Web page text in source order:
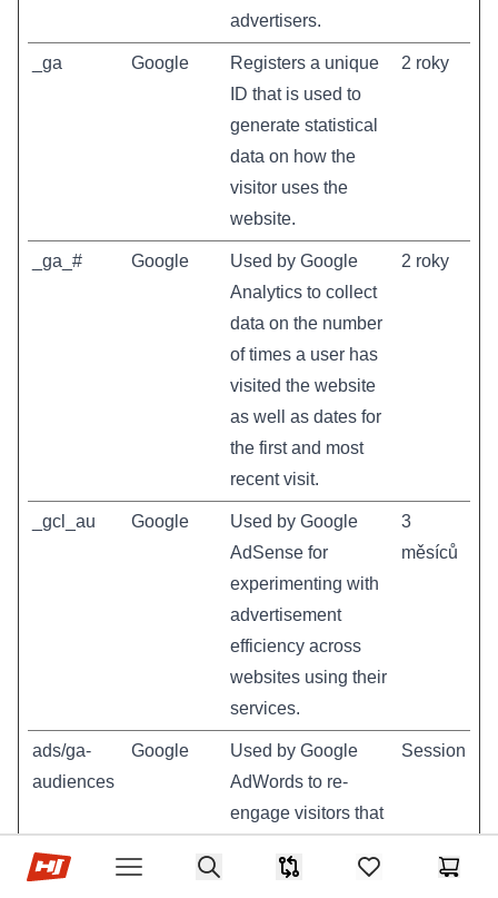
Hop-Sport.cz
Open menu
Search
Srovnávač items in favorites,
Košík
advertisers.
_ga Google
Registers a unique
ID that is used to
generate statistical
data on how the
visitor uses the
website.
2 roky
_ga_# Google
Used by Google
Analytics to collect
data on the number
of times a user has
visited the website
as well as dates for
the first and most
recent visit.
2 roky
_gcl_au Google
Used by Google
AdSense for
experimenting with
advertisement
efficiency across
websites using their
services.
3
měsíců
ads/ga-
audiences
Google
Used by Google
AdWords to re-
engage visitors that
to customers based
Session